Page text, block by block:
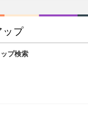
ップ
プ検索